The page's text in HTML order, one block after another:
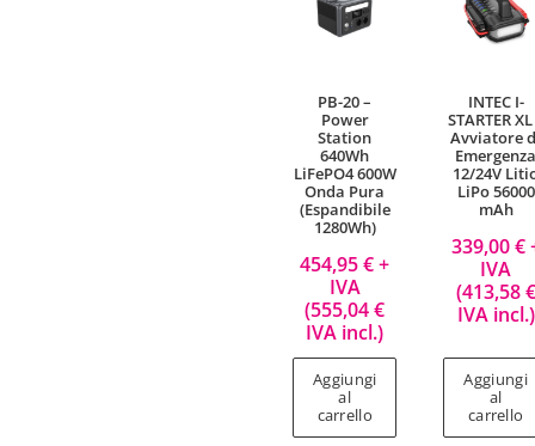
PB-20 –
Power
Station
640Wh
LiFePO4 600W
Onda Pura
(Espandibile
1280Wh)
454,95€+
IVA
(555,04€
IVA incl.)
Aggiungi
al
carrello
INTEC I-
STARTER
Avviatore
12/24V
LiPo 56000
mAh
339,00€
IVA
(413,58€
IVA incl.)
Aggiungi
al
carrello